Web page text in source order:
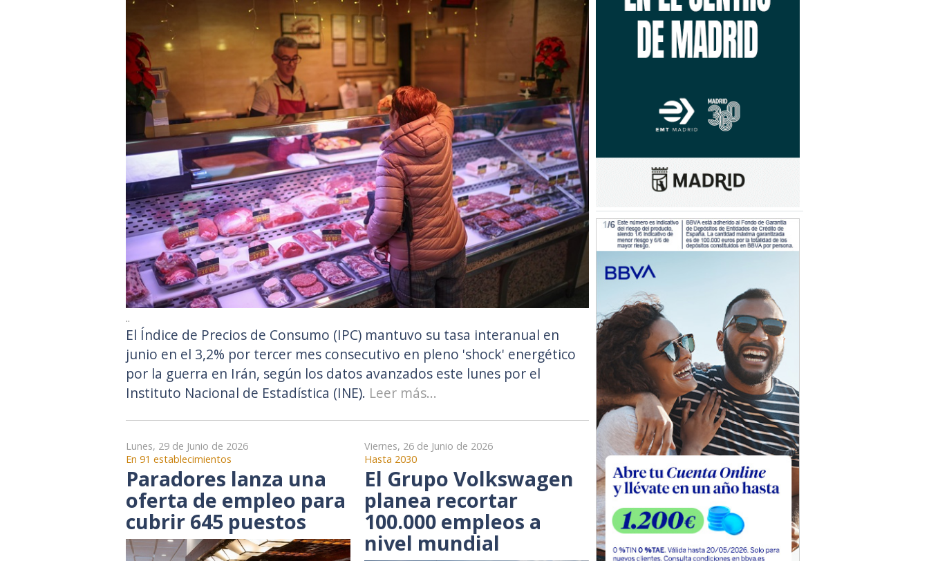
..
El Índice de Precios de Consumo (IPC) mantuvo su tasa interanual en
junio en el 3,2% por tercer mes consecutivo en pleno 'shock' energético
por la guerra en Irán, según los datos avanzados este lunes por el
Instituto Nacional de Estadística (INE). Leer más...
Lunes, 29 de Junio de 2026
En 91 establecimientos
Paradores lanza una
oferta de empleo para
cubrir 645 puestos
Viernes, 26 de Junio de 2026
Hasta 2030
El Grupo Volkswagen
planea recortar
100.000 empleos a
nivel mundial